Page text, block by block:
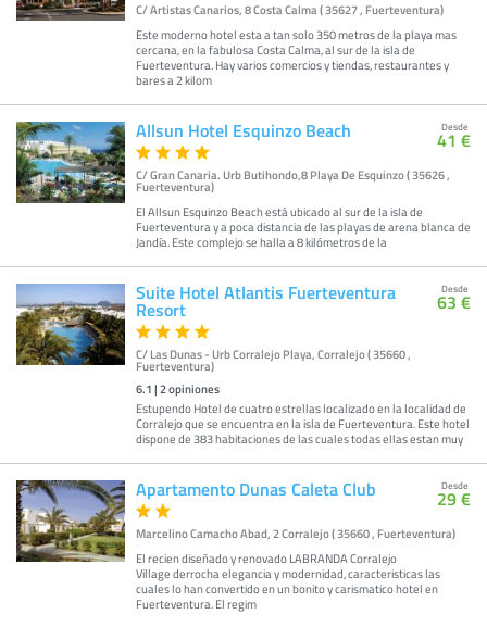
C/ Artistas Canarios, 8 Costa Calma ( 35627 , Fuerteventura)
Este moderno hotel esta a tan solo 350 metros de la playa mas
cercana, en la fabulosa Costa Calma, al sur de la isla de
Fuerteventura. Hay varios comercios y tiendas, restaurantes y
bares a 2 kilom
Allsun Hotel Esquinzo Beach
C/ Gran Canaria. Urb Butihondo,8 Playa De Esquinzo ( 35626 ,
Fuerteventura)
El Allsun Esquinzo Beach está ubicado al sur de la isla de
Fuerteventura y a poca distancia de las playas de arena blanca de
Jandía. Este complejo se halla a 8 kilómetros de la
Desde
41 €
Suite Hotel Atlantis Fuerteventura
Resort
C/ Las Dunas - Urb Corralejo Playa, Corralejo ( 35660 ,
Fuerteventura)
6.1|2opiniones
Estupendo Hotel de cuatro estrellas localizado en la localidad de
Corralejo que se encuentra en la isla de Fuerteventura. Este hotel
dispone de 383 habitaciones de las cuales todas ellas estan muy
Desde
63 €
Apartamento Dunas Caleta Club
Marcelino Camacho Abad, 2 Corralejo ( 35660 , Fuerteventura)
El recien diseñado y renovado LABRANDA Corralejo
Village derrocha elegancia y modernidad, caracteristicas las
cuales lo han convertido en un bonito y carismatico hotel en
Fuerteventura. El regim
Desde
29 €